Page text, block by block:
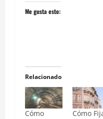
Me gusta esto:
Relacionado
Cómo
Cómo